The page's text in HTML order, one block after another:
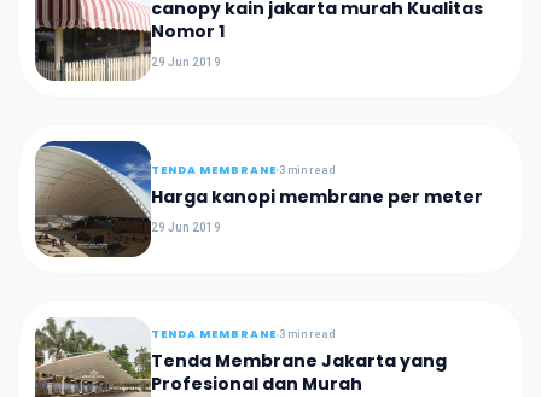
canopy kain jakarta murah Kualitas
Nomor 1
29 Jun 2019
TENDA MEMBRANE 3 min read
Harga kanopi membrane per meter
29 Jun 2019
TENDA MEMBRANE 3 min read
Tenda Membrane Jakarta yang
Profesional dan Murah